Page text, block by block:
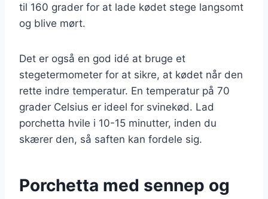
til 160 grader for at lade kødet stege langsomt
og blive mørt.
Det er også en god idé at bruge et
stegetermometer for at sikre, at kødet når den
rette indre temperatur. En temperatur på 70
grader Celsius er ideel for svinekød. Lad
porchetta hvile i 10-15 minutter, inden du
skærer den, så saften kan fordele sig.
Porchetta med sennep og